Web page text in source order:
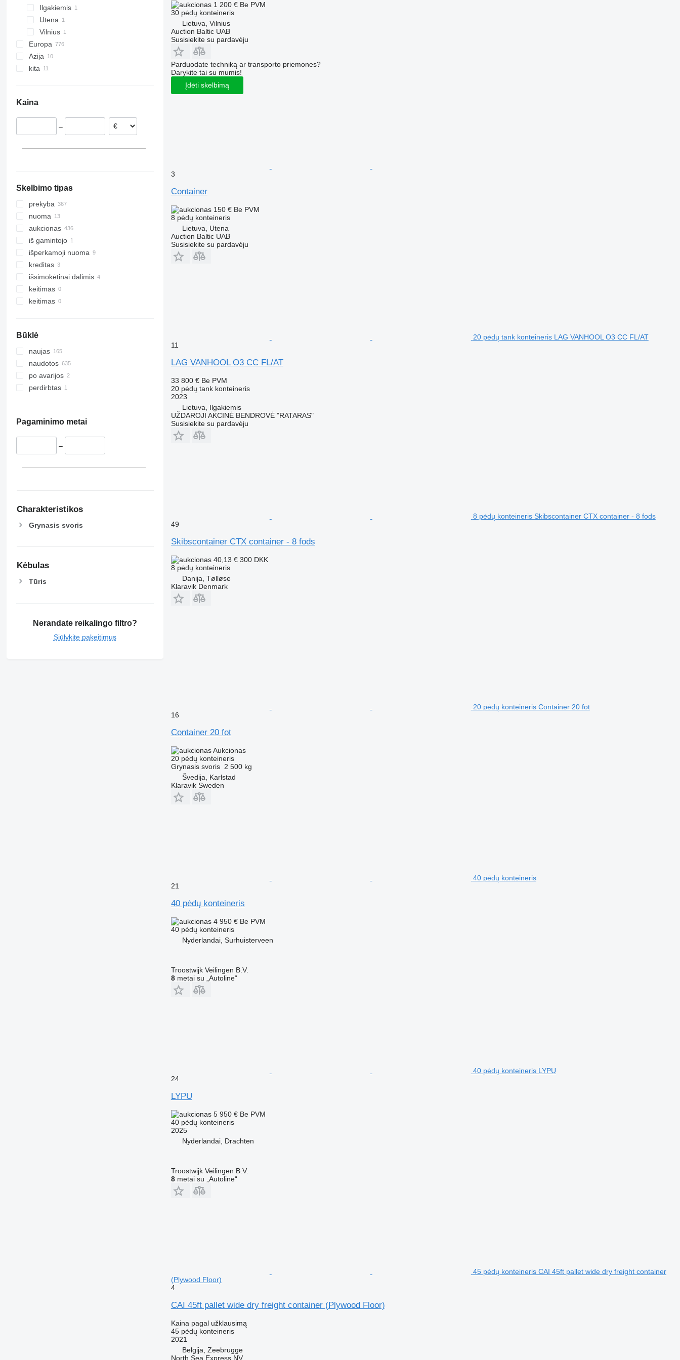
Ilgakiemis
Utena
Vilnius
Europa
Lenkija
Danija
Azija
kita
Kaina
–
Skelbimo tipas
prekyba
nuoma
aukcionas
iš gamintojo
išperkamoji nuoma
kreditas
išsimokėtinai dalimis
keitimas
keitimas
Būklė
naujas
naudotos
po avarijos
perdirbtas
Pagaminimo metai
–
Charakteristikos
Grynasis svoris
Kėbulas
Tūris
Nerandate reikalingo filtro?
Siūlykite pakeitimus
1 200 € Be PVM
30 pėdų konteineris
Lietuva, Vilnius
Auction Baltic UAB
Susisiekite su pardavėju
Parduodate techniką ar transporto priemones?
Darykite tai su mumis!
Įdėti skelbimą
3
Container
150 € Be PVM
8 pėdų konteineris
Lietuva, Utena
Auction Baltic UAB
Susisiekite su pardavėju
20 pėdų tank konteineris LAG VANHOOL O3 CC FL/AT
11
LAG VANHOOL O3 CC FL/AT
33 800 € Be PVM
20 pėdų tank konteineris
2023
Lietuva, Ilgakiemis
UŽDAROJI AKCINĖ BENDROVĖ "RATARAS"
Susisiekite su pardavėju
8 pėdų konteineris Skibscontainer CTX container - 8 fods
49
Skibscontainer CTX container - 8 fods
40,13 € 300 DKK
8 pėdų konteineris
Danija, Tølløse
Klaravik Denmark
20 pėdų konteineris Container 20 fot
16
Container 20 fot
Aukcionas
20 pėdų konteineris
Grynasis svoris 2 500 kg
Švedija, Karlstad
Klaravik Sweden
40 pėdų konteineris
21
40 pėdų konteineris
4 950 € Be PVM
40 pėdų konteineris
Nyderlandai, Surhuisterveen
Troostwijk Veilingen B.V.
8metai su „Autoline“
40 pėdų konteineris LYPU
24
LYPU
5 950 € Be PVM
40 pėdų konteineris
2025
Nyderlandai, Drachten
Troostwijk Veilingen B.V.
8metai su „Autoline“
45 pėdų konteineris CAI 45ft pallet wide dry freight container
(Plywood Floor)
4
CAI 45ft pallet wide dry freight container (Plywood Floor)
Kaina pagal užklausimą
45 pėdų konteineris
2021
Belgija, Zeebrugge
North Sea Express NV